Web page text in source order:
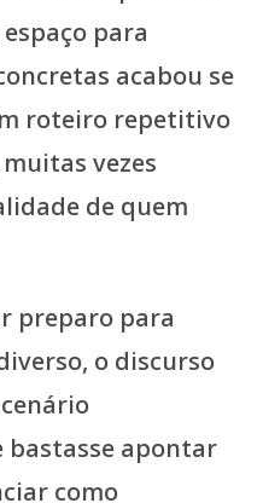
para
acabou se
roteiro repetitivo
vezes
de quem
preparo para
o discurso
bastasse apontar
como